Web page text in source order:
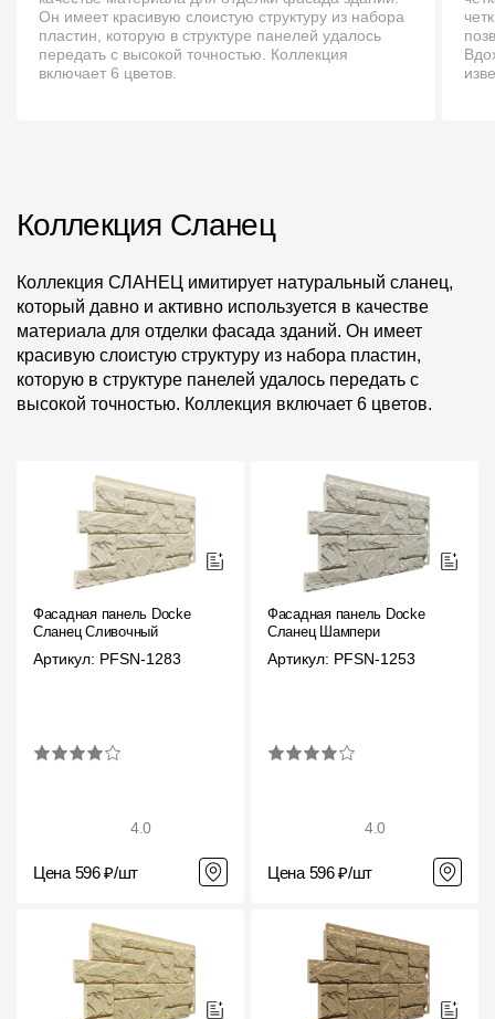
Пластиковые водосточные системы
Металлические водосточные системы
Документация
Документация
Инструкции по монтажу
Технические листы
Рекламные материалы
Гарантии
Чертежи
Текстуры
Фото объектов
Вопрос-ответ/Faq
Сервисы
Калькулятор
Компания
Он имеет красивую слоистую структуру из набора
пластин, которую в структуре панелей удалось
передать с высокой точностью. Коллекция
включает 6 цветов.
Коллекция Сланец
Коллекция СЛАНЕЦ имитирует натуральный сланец,
который давно и активно используется в качестве
материала для отделки фасада зданий. Он имеет
красивую слоистую структуру из набора пластин,
которую в структуре панелей удалось передать с
высокой точностью. Коллекция включает 6 цветов.
Фасадная панель Docke
Сланец Сливочный
Артикул: PFSN-1283
4.0
Цена 596 ₽/шт
Фасадная панель Docke
Сланец Шампери
Артикул: PFSN-1253
4.0
Цена 596 ₽/шт